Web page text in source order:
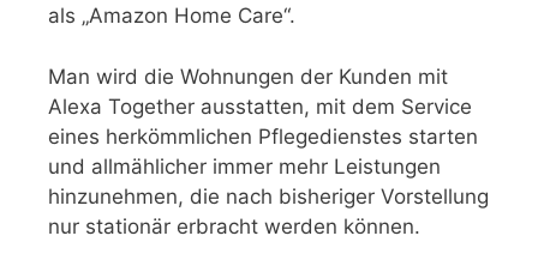
als „Amazon Home Care“.
Man wird die Wohnungen der Kunden mit
Alexa Together ausstatten, mit dem Service
eines herkömmlichen Pflegedienstes starten
und allmählicher immer mehr Leistungen
hinzunehmen, die nach bisheriger Vorstellung
nur stationär erbracht werden können.